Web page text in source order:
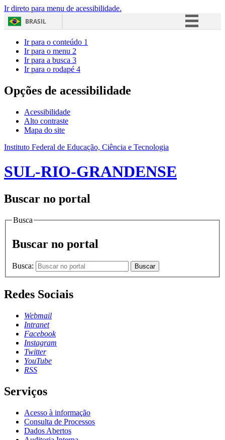
Ir direto para menu de acessibilidade.
BRASIL
Acesso à informação
Ir para o conteúdo 1
Ir para o menu 2
Ir para a busca 3
Ir para o rodapé 4
Opções de acessibilidade
Acessibilidade
Alto contraste
Mapa do site
Instituto Federal de Educação, Ciência e Tecnologia
SUL-RIO-GRANDENSE
Buscar no portal
Busca
Buscar no portal
Busca: Buscar
Redes Sociais
Webmail
Intranet
Facebook
Instagram
Twitter
YouTube
RSS
Serviços
Acesso à informação
Consulta de Processos
Dados Abertos